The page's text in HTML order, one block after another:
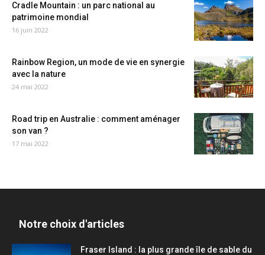
Cradle Mountain : un parc national au
patrimoine mondial
16 juin 2022
Rainbow Region, un mode de vie en synergie
avec la nature
24 mai 2022
Road trip en Australie : comment aménager
son van ?
17 mai 2022
Notre choix d'articles
Fraser Island : la plus grande île de sable du